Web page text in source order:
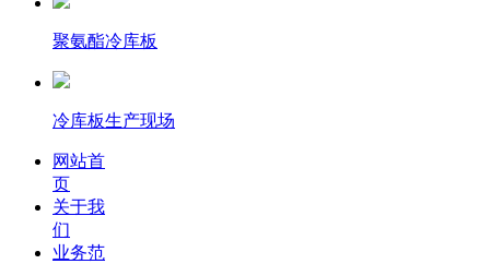
聚氨酯冷库板
冷库板生产现场
网站首
页
关于我
们
业务范